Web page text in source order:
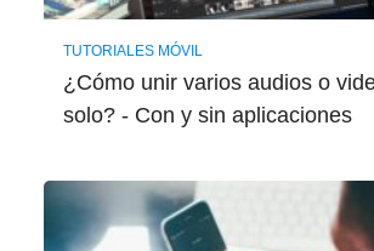
TUTORIALES MÓVIL
¿Cómo unir varios audios o
solo? - Con y sin aplicaciones